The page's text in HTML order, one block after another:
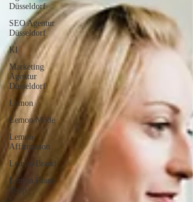
Düsseldorf
SEO Agentur
Düsseldorf
KI
Marketing
Agentur
Düsseldorf
Lemon
Lemon Mode
Lemon
Affirmation
Lemon Brand
Lemon Brand
Shop